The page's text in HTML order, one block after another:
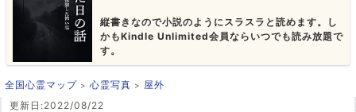
縦書きなので小説のようにスラスラと読めます。し
かもKindle Unlimited会員ならいつでも読み放題で
す。
全国心霊マップ 心霊写真
屋外
更新日:2022/08/22